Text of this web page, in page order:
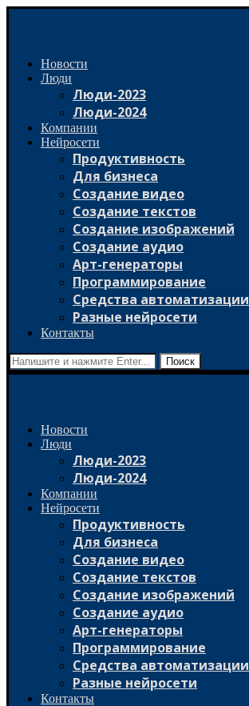
Новости
Люди
Люди-2023
Люди-2024
Компании
Нейросети
Продуктивность
Для бизнеса
Создание видео
Создание текстов
Создание изображений
Создание аудио
Арт-генераторы
Программирование
Средства автоматизации
Разные нейросети
Контакты
Поиск
Новости
Люди
Люди-2023
Люди-2024
Компании
Нейросети
Продуктивность
Для бизнеса
Создание видео
Создание текстов
Создание изображений
Создание аудио
Арт-генераторы
Программирование
Средства автоматизации
Разные нейросети
Контакты